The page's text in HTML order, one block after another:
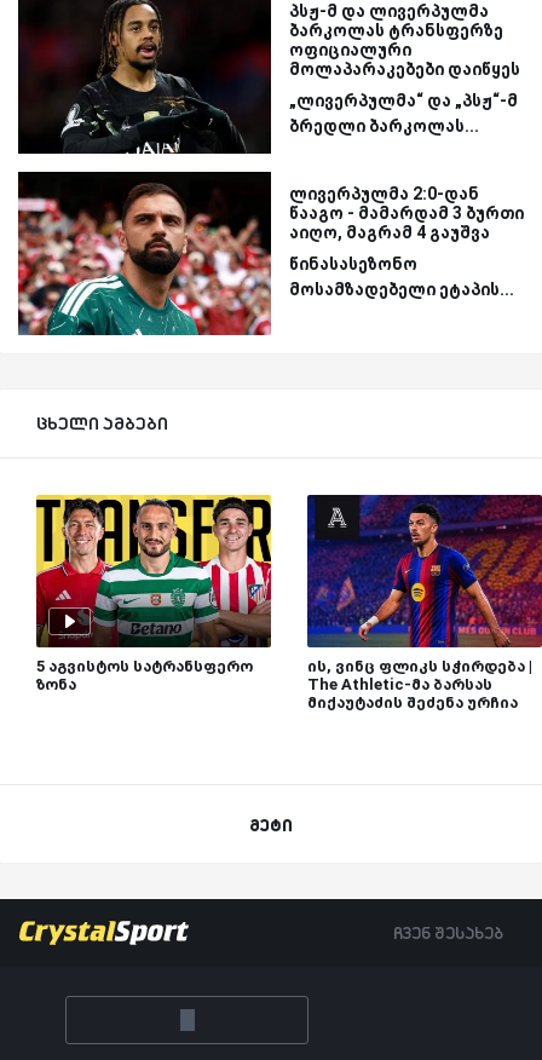
პსჟ-მ და ლივერპულმა
ბარკოლას ტრანსფერზე
ოფიციალური
მოლაპარაკებები დაიწყეს
„ლივერპულმა“ და „პსჟ“-მ
ბრედლი ბარკოლას...
ლივერპულმა 2:0-დან
წააგო - მამარდამ 3 ბურთი
აიღო, მაგრამ 4 გაუშვა
წინასასეზონო
მოსამზადებელი ეტაპის...
ცხელი ამბები
5 აგვისტოს სატრანსფერო
ზონა
ის, ვინც ფლიკს სჭირდება |
The Athletic-მა ბარსას
მიქაუტაძის შეძენა ურჩია
მეტი
ჩვენ შესახებ